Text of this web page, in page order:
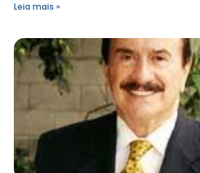
Leia mais »